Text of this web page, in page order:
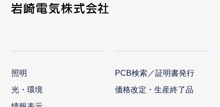
照明
光・環境
PCB検索／証明書発行
価格改定・生産終了品